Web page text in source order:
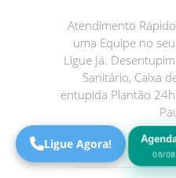
Atendimento
uma Equipe no
Ligue Já.
Sanitário, Caixa
entupida Plantão
06/
Ligue Agora!